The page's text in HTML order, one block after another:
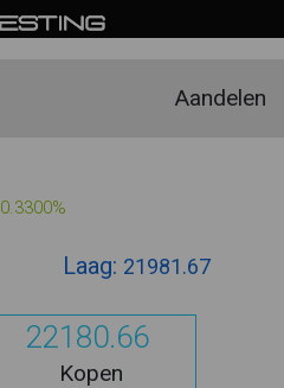
Aandelen
0.3300%
Laag: 21981.67
22180.66
Kopen